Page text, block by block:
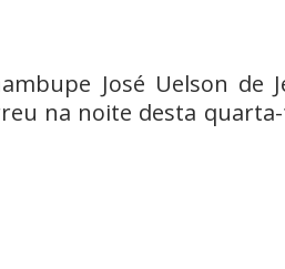
José Uelson de
na noite desta